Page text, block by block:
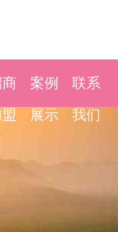
案例
展示
联系
我们